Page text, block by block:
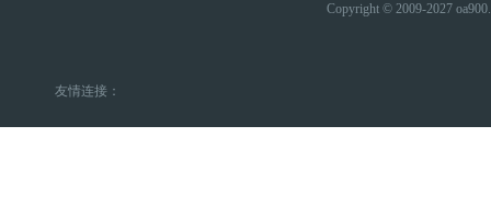
Copyright © 2009-2027
友情连接：